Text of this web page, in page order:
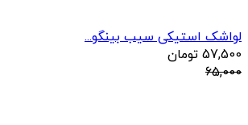
لواشک استیکی سیب بینگو...
57,500 تومان
65,000